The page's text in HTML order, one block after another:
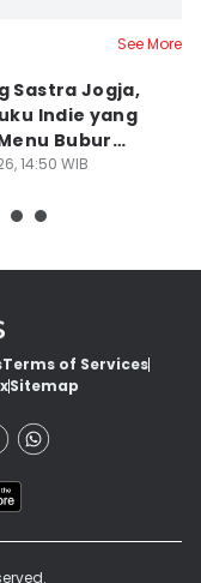
See More
Sastra Jogja,
Indie yang
Bubur
14:50 WIB
Terms of Services
Sitemap